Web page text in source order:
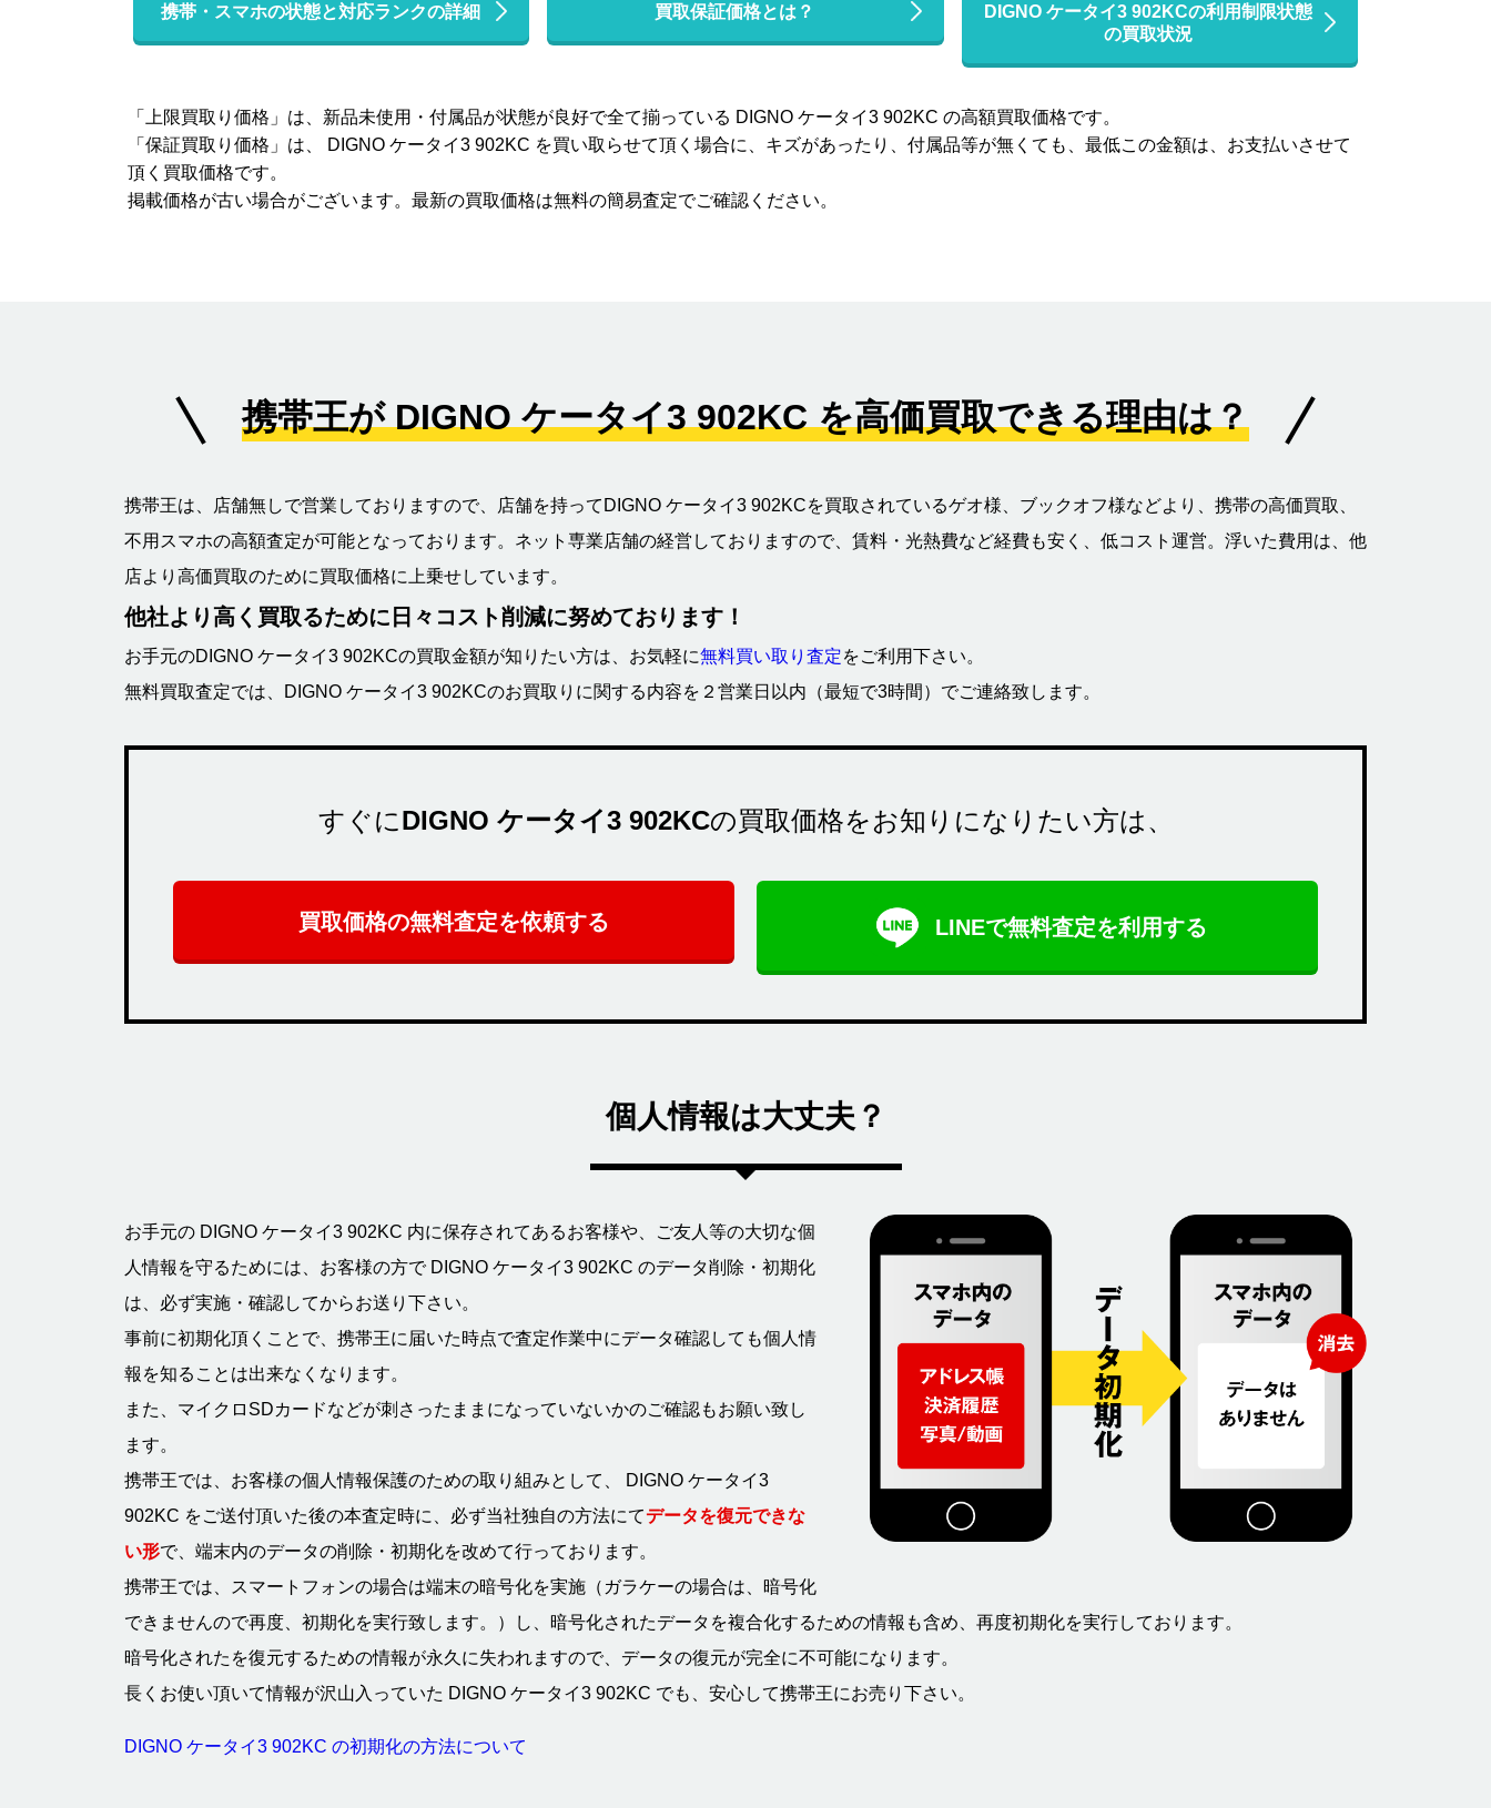
携帯・スマホの状態と対応ランクの詳細 買取保証価格とは？
DIGNO ケータイ3 902KCの利用制限状態
の買取状況
「上限買取り価格」は、新品未使用・付属品が状態が良好で全て揃っている DIGNO ケータイ3 902KC の高額買取価格です。
「保証買取り価格」は、 DIGNO ケータイ3 902KC を買い取らせて頂く場合に、キズがあったり、付属品等が無くても、最低この金額は、お支払いさせて
頂く買取価格です。
掲載価格が古い場合がございます。最新の買取価格は無料の簡易査定でご確認ください。
携帯王が DIGNO ケータイ3 902KC を高価買取できる理由は？
携帯王は、店舗無しで営業しておりますので、店舗を持ってDIGNO ケータイ3 902KCを買取されているゲオ様、ブックオフ様などより、携帯の高価買取、
不用スマホの高額査定が可能となっております。ネット専業店舗の経営しておりますので、賃料・光熱費など経費も安く、低コスト運営。浮いた費用は、他
店より高価買取のために買取価格に上乗せしています。
他社より高く買取るために日々コスト削減に努めております！
お手元のDIGNO ケータイ3 902KCの買取金額が知りたい方は、お気軽に無料買い取り査定をご利用下さい。
無料買取査定では、DIGNO ケータイ3 902KCのお買取りに関する内容を２営業日以内（最短で3時間）でご連絡致します。
すぐにDIGNO ケータイ3 902KCの買取価格をお知りになりたい方は、
買取価格の無料査定を依頼する LINEで無料査定を利用する
個人情報は大丈夫？
お手元の DIGNO ケータイ3 902KC 内に保存されてあるお客様や、ご友人等の大切な個
人情報を守るためには、お客様の方で DIGNO ケータイ3 902KC のデータ削除・初期化
は、必ず実施・確認してからお送り下さい。
事前に初期化頂くことで、携帯王に届いた時点で査定作業中にデータ確認しても個人情
報を知ることは出来なくなります。
また、マイクロSDカードなどが刺さったままになっていないかのご確認もお願い致し
ます。
携帯王では、お客様の個人情報保護のための取り組みとして、 DIGNO ケータイ3
902KC をご送付頂いた後の本査定時に、必ず当社独自の方法にてデータを復元できな
い形で、端末内のデータの削除・初期化を改めて行っております。
携帯王では、スマートフォンの場合は端末の暗号化を実施（ガラケーの場合は、暗号化
できませんので再度、初期化を実行致します。）し、暗号化されたデータを複合化するための情報も含め、再度初期化を実行しております。
暗号化されたを復元するための情報が永久に失われますので、データの復元が完全に不可能になります。
長くお使い頂いて情報が沢山入っていた DIGNO ケータイ3 902KC でも、安心して携帯王にお売り下さい。
DIGNO ケータイ3 902KC の初期化の方法について